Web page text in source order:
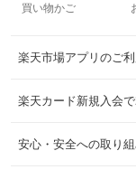
買い物かご
楽天市場アプリのご
楽天カード新規入会
安心・安全への取り